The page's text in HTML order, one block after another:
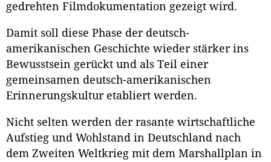
gedrehten Filmdokumentation gezeigt wird.
Damit soll diese Phase der deutsch-
amerikanischen Geschichte wieder stärker ins
Bewusstsein gerückt und als Teil einer
gemeinsamen deutsch-amerikanischen
Erinnerungskultur etabliert werden.
Nicht selten werden der rasante wirtschaftliche
Aufstieg und Wohlstand in Deutschland nach
dem Zweiten Weltkrieg mit dem Marshallplan in